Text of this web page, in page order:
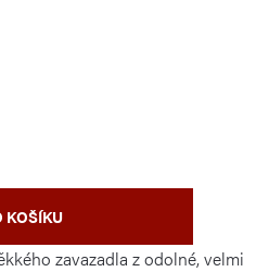
KOŠÍKU
zavazadla z odolné, velmi